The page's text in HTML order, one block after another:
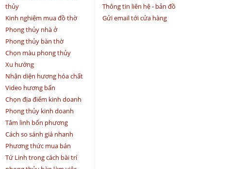
thủy
Kinh nghiệm mua đồ thờ
Phong thủy nhà ở
Phong thủy bàn thờ
Chọn màu phong thủy
Xu hướng
Nhận diện hương hóa chất
Video hương bẩn
Chọn địa điểm kinh doanh
Phong thủy kinh doanh
Tâm linh bốn phương
Cách so sánh giá nhanh
Phương thức mua bán
Tứ Linh trong cách bài trí
Thông tin liên hệ - bản đồ
Gửi email tới cửa hàng